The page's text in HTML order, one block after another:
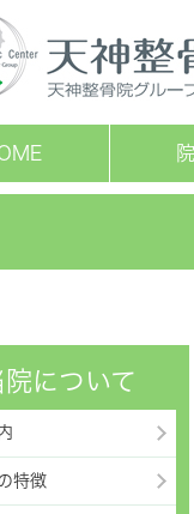
院について
特徴